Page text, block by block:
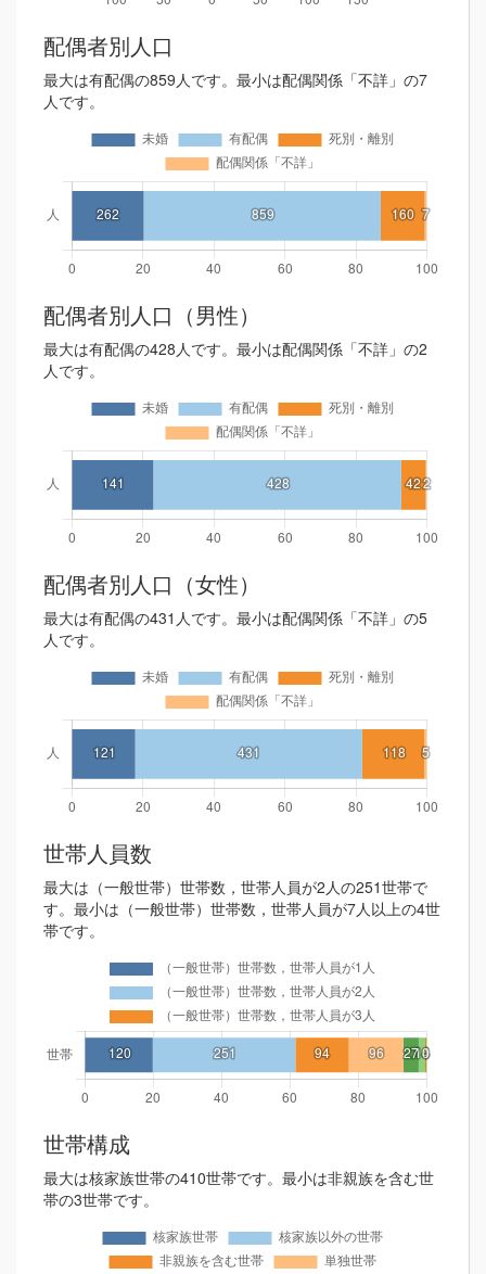
配偶者別人口
最大は有配偶の859人です。最小は配偶関係「不詳」の7
人です。
配偶者別人口（男性）
最大は有配偶の428人です。最小は配偶関係「不詳」の2
人です。
配偶者別人口（女性）
最大は有配偶の431人です。最小は配偶関係「不詳」の5
人です。
世帯人員数
最大は（一般世帯）世帯数，世帯人員が2人の251世帯で
す。最小は（一般世帯）世帯数，世帯人員が7人以上の4世
帯です。
世帯構成
最大は核家族世帯の410世帯です。最小は非親族を含む世
帯の3世帯です。